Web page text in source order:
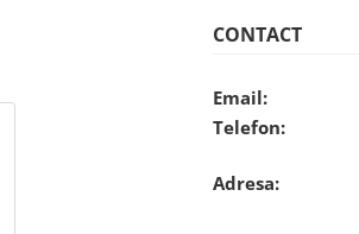
CONTACT
Email:
Telefon:
Adresa: